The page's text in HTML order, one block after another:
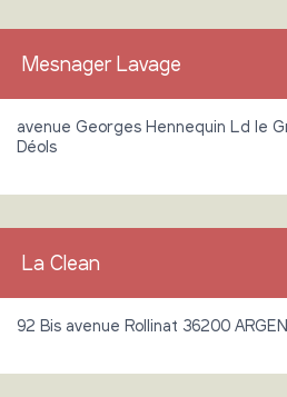
Mesnager Lavage
avenue Georges Hennequin Ld le
Déols
La Clean
92 Bis avenue Rollinat 36200